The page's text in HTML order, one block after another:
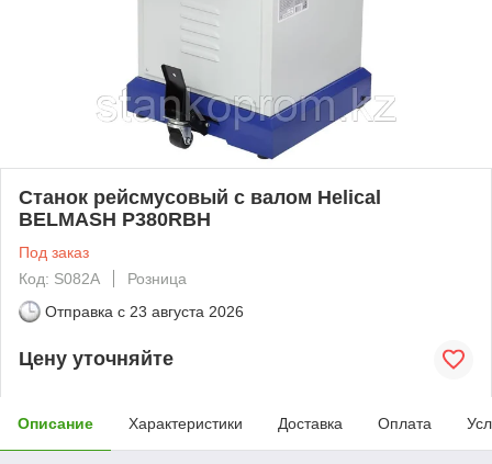
Станок рейсмусовый c валом Helical
BELMASH P380RBH
Под заказ
Код: S082A
Розница
Отправка с 23 августа 2026
Цену уточняйте
Описание Характеристики Доставка Оплата